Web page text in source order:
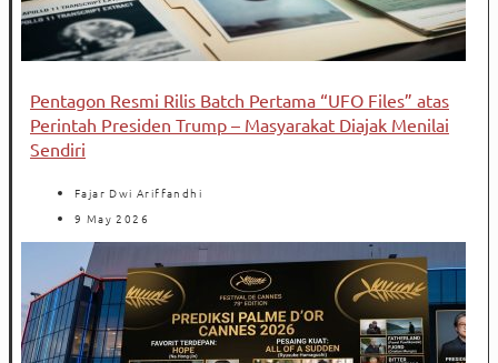
Pentagon Resmi Rilis Batch Pertama “UFO Files” atas
Perintah Presiden Trump – Masyarakat Diajak Menilai
Sendiri
Fajar Dwi Ariffandhi
9 May 2026